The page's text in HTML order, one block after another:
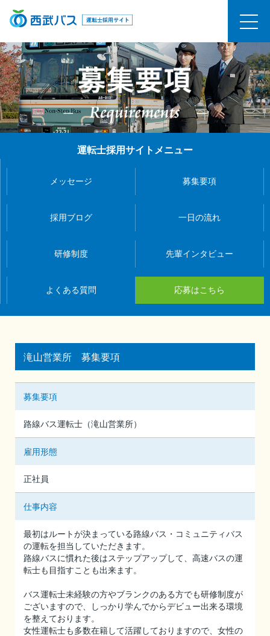
運転士採用サイトメニュー
メッセージ 募集要項
採用ブログ 一日の流れ
研修制度 先輩インタビュー
よくある質問 応募はこちら
滝山営業所 募集要項
募集要項
路線バス運転士（滝山営業所）
雇用形態
正社員
仕事内容
最初はルートが決まっている路線バス・コミュニティバス
の運転を担当していただきます。
路線バスに慣れた後はステップアップして、高速バスの運
転士も目指すことも出来ます。
バス運転士未経験の方やブランクのある方でも研修制度が
ございますので、しっかり学んでからデビュー出来る環境
を整えております。
女性運転士も多数在籍して活躍しておりますので、女性の